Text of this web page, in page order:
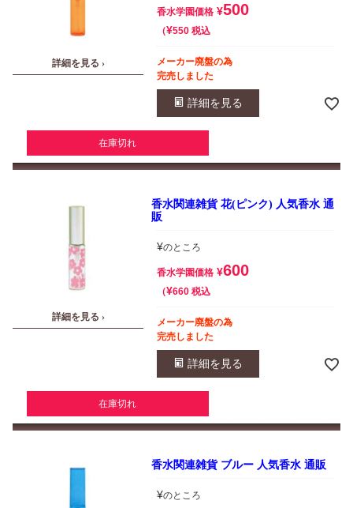
詳細を見る ›
香水学園価格 ¥500
¥550 税込
メーカー廃盤の為
完売しました
詳細を見る
在庫切れ
詳細を見る ›
香水関連雑貨 花(ピンク) 人気香水 通
販
¥のところ
香水学園価格 ¥600
¥660 税込
メーカー廃盤の為
完売しました
詳細を見る
在庫切れ
香水関連雑貨 ブルー 人気香水 通販
¥のところ